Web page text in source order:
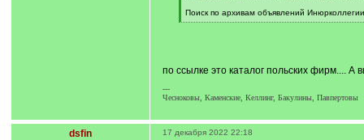
Поиск по архивам объявлений Инюрколлегии
[
по ссылке это каталог польских фирм....
---
Чесноковы, Каменские, Келлинг, Бакулины, Павпертовы
dsfin 17 декабря 2022 22:18